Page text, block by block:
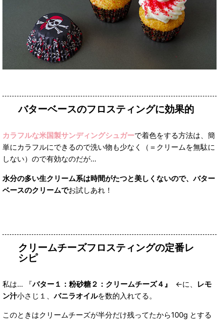
バターベースのフロスティングに効果的
カラフルな米国製サンディングシュガーで着色をする方法は、簡
単にカラフルにできるので洗い物も少なく（＝クリームを無駄に
しない）ので有効なのだが...
水分の多い生クリーム系は時間がたつと美しくないので、バター
ベースのクリームでお試しあれ！
クリームチーズフロスティングの定番レ
シピ
私は... 『バター１：粉砂糖２：クリームチーズ４』 ←に、
レモ
ン汁小さじ１、バニラオイルを数的入れてる。
このときはクリームチーズが半分だけ残ってたから100g とする